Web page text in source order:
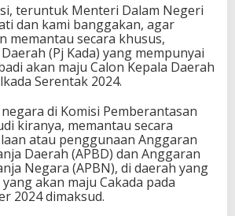
teruntuk Menteri Dalam Negeri
dan kami banggakan, agar
memantau secara khusus,
(Pj Kada) yang mempunyai
akan maju Calon Kepala Daerah
Serentak 2024.
di Komisi Pemberantasan
kiranya, memantau secara
atau penggunaan Anggaran
Daerah (APBD) dan Anggaran
Negara (APBN), di daerah yang
akan maju Cakada pada
2024 dimaksud.